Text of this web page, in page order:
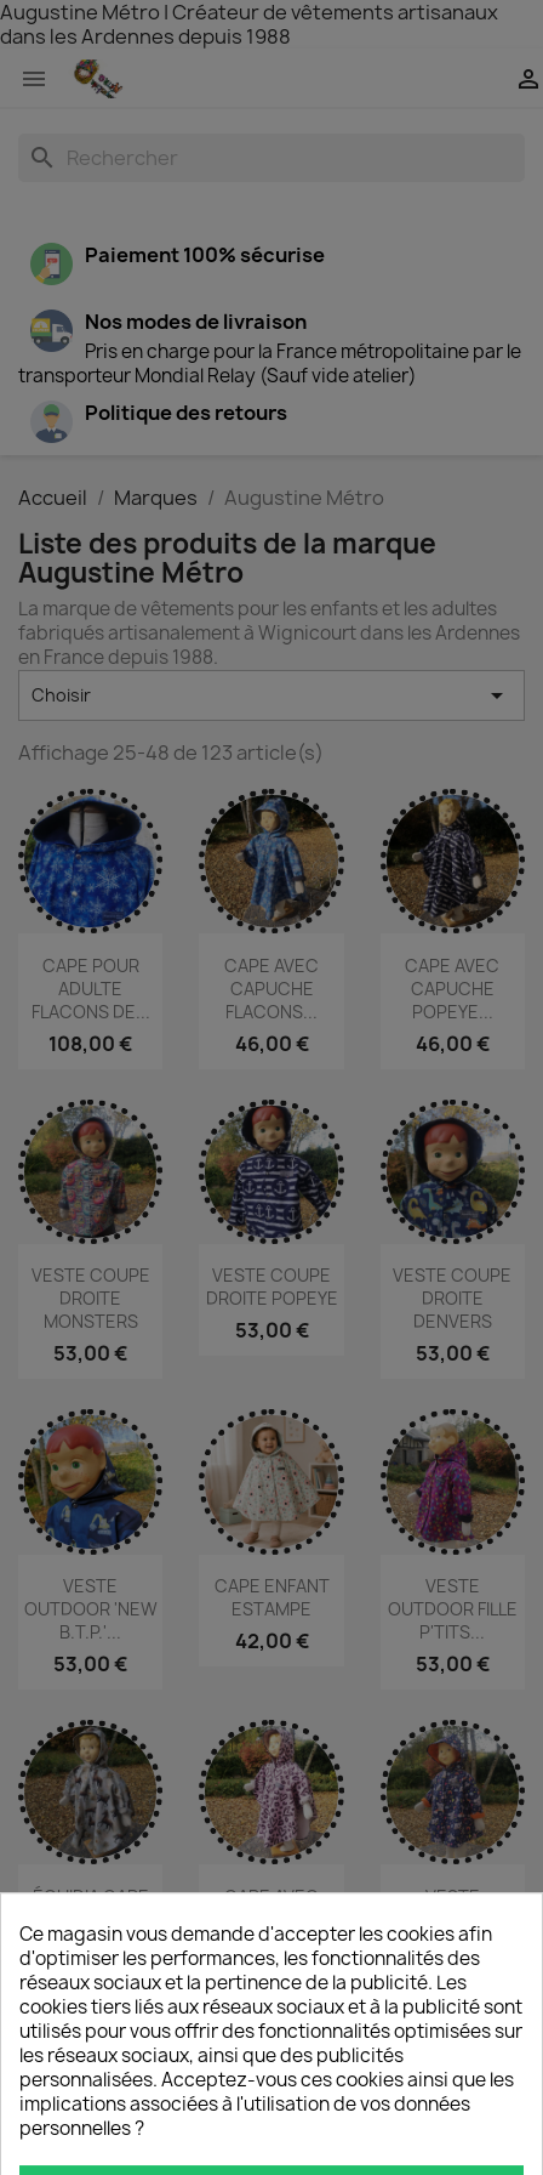
Augustine Métro | Créateur de vêtements artisanaux
dans les Ardennes depuis 1988
 
search
Paiement 100% sécurise
Nos modes de livraison
Pris en charge pour la France métropolitaine par le
transporteur Mondial Relay (Sauf vide atelier)
Politique des retours
Accueil Marques Augustine Métro
Liste des produits de la marque
Augustine Métro
La marque de vêtements pour les enfants et les adultes
fabriqués artisanalement à Wignicourt dans les Ardennes
en France depuis 1988.
Choisir 
Affichage 25-48 de 123 article(s)
CAPE POUR
ADULTE
FLACONS DE...
108,00 €
CAPE AVEC
CAPUCHE
FLACONS...
46,00 €
CAPE AVEC
CAPUCHE
POPEYE...
46,00 €
VESTE COUPE
DROITE
MONSTERS
53,00 €
VESTE COUPE
DROITE POPEYE
53,00 €
VESTE COUPE
DROITE
DENVERS
53,00 €
VESTE
OUTDOOR 'NEW
B.T.P.'...
53,00 €
CAPE ENFANT
ESTAMPE
42,00 €
VESTE
OUTDOOR FILLE
P'TITS...
53,00 €
ÉQUIDIA CAPE
CAPUCHE...
46,00 €
CAPE AVEC
PURPLE...
46,00 €
VESTE
KOALAS
53,00 €
Ce magasin vous demande d'accepter les cookies afin
d'optimiser les performances, les fonctionnalités des
réseaux sociaux et la pertinence de la publicité. Les
cookies tiers liés aux réseaux sociaux et à la publicité sont
utilisés pour vous offrir des fonctionnalités optimisées sur
les réseaux sociaux, ainsi que des publicités
personnalisées. Acceptez-vous ces cookies ainsi que les
implications associées à l'utilisation de vos données
personnelles ?